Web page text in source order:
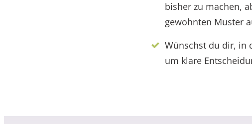
bisher zu machen,
gewohnten Muster
Wünschst du dir, in
um klare